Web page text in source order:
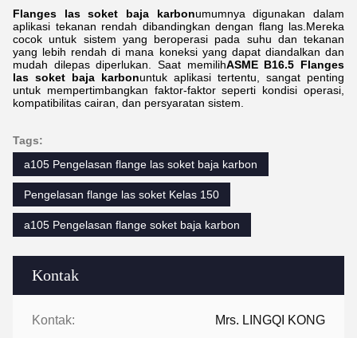
Kontak
Kontak: Mrs. LINGQI KONG
Flanges las soket baja karbonumumnya digunakan dalam
aplikasi tekanan rendah dibandingkan dengan flang las.Mereka
cocok untuk sistem yang beroperasi pada suhu dan tekanan
yang lebih rendah di mana koneksi yang dapat diandalkan dan
mudah dilepas diperlukan. Saat memilihASME B16.5 Flanges
las soket baja karbonuntuk aplikasi tertentu, sangat penting
untuk mempertimbangkan faktor-faktor seperti kondisi operasi,
kompatibilitas cairan, dan persyaratan sistem.
Tags:
a105 Pengelasan flange las soket baja karbon
Pengelasan flange las soket Kelas 150
a105 Pengelasan flange soket baja karbon